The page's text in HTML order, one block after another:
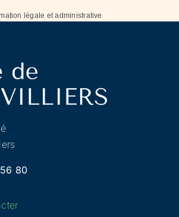
légale et administrative
80